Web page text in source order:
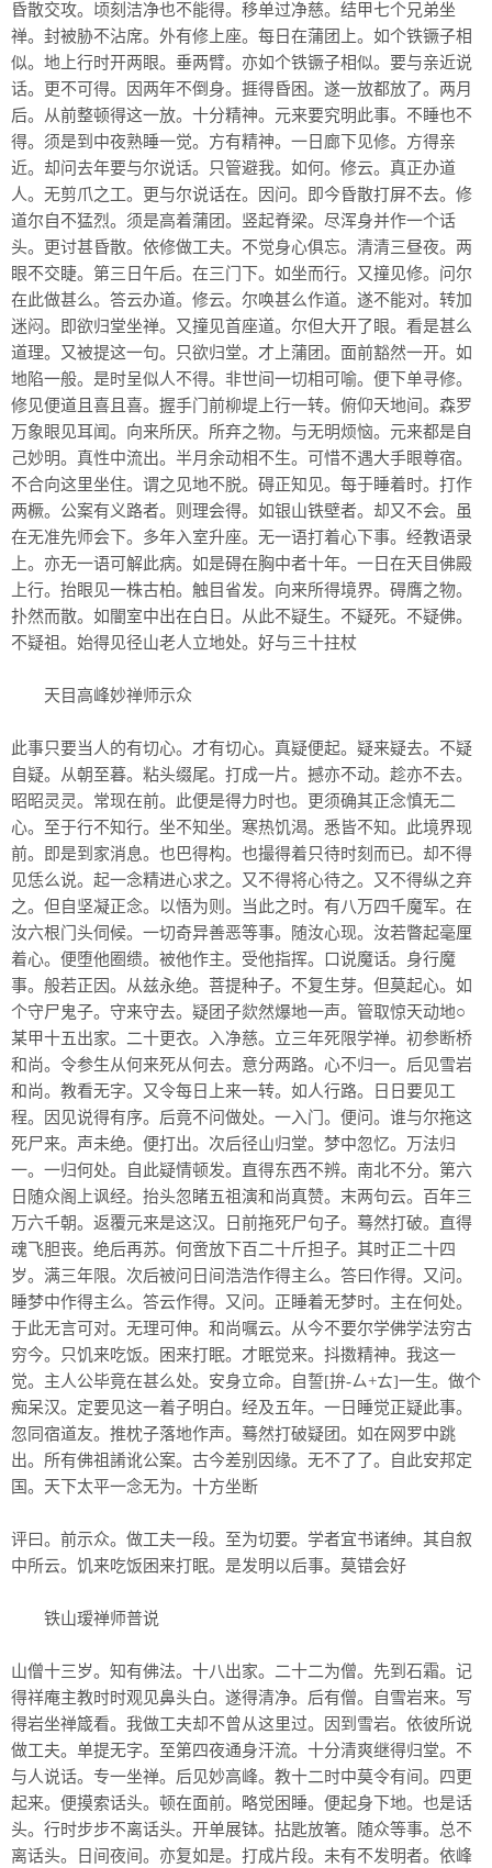
昏散交攻。顷刻洁净也不能得。移单过净慈。结甲七个兄弟坐
禅。封被胁不沾席。外有修上座。每日在蒲团上。如个铁镢子相
似。地上行时开两眼。垂两臂。亦如个铁镢子相似。要与亲近说
话。更不可得。因两年不倒身。捱得昏困。遂一放都放了。两月
后。从前整顿得这一放。十分精神。元来要究明此事。不睡也不
得。须是到中夜熟睡一觉。方有精神。一日廊下见修。方得亲
近。却问去年要与尔说话。只管避我。如何。修云。真正办道
人。无剪爪之工。更与尔说话在。因问。即今昏散打屏不去。修
道尔自不猛烈。须是高着蒲团。竖起脊梁。尽浑身并作一个话
头。更讨甚昏散。依修做工夫。不觉身心俱忘。清清三昼夜。两
眼不交睫。第三日午后。在三门下。如坐而行。又撞见修。问尔
在此做甚么。答云办道。修云。尔唤甚么作道。遂不能对。转加
迷闷。即欲归堂坐禅。又撞见首座道。尔但大开了眼。看是甚么
道理。又被提这一句。只欲归堂。才上蒲团。面前豁然一开。如
地陷一般。是时呈似人不得。非世间一切相可喻。便下单寻修。
修见便道且喜且喜。握手门前柳堤上行一转。俯仰天地间。森罗
万象眼见耳闻。向来所厌。所弃之物。与无明烦恼。元来都是自
己妙明。真性中流出。半月余动相不生。可惜不遇大手眼尊宿。
不合向这里坐住。谓之见地不脱。碍正知见。每于睡着时。打作
两橛。公案有义路者。则理会得。如银山铁壁者。却又不会。虽
在无准先师会下。多年入室升座。无一语打着心下事。经教语录
上。亦无一语可解此病。如是碍在胸中者十年。一日在天目佛殿
上行。抬眼见一株古柏。触目省发。向来所得境界。碍膺之物。
扑然而散。如闇室中出在白日。从此不疑生。不疑死。不疑佛。
不疑祖。始得见径山老人立地处。好与三十拄杖
天目高峰妙禅师示众
此事只要当人的有切心。才有切心。真疑便起。疑来疑去。不疑
自疑。从朝至暮。粘头缀尾。打成一片。撼亦不动。趁亦不去。
昭昭灵灵。常现在前。此便是得力时也。更须确其正念慎无二
心。至于行不知行。坐不知坐。寒热饥渴。悉皆不知。此境界现
前。即是到家消息。也巴得构。也撮得着只待时刻而已。却不得
见恁么说。起一念精进心求之。又不得将心待之。又不得纵之弃
之。但自坚凝正念。以悟为则。当此之时。有八万四千魔军。在
汝六根门头伺候。一切奇异善恶等事。随汝心现。汝若瞥起毫厘
着心。便堕他圈缋。被他作主。受他指挥。口说魔话。身行魔
事。般若正因。从兹永绝。菩提种子。不复生芽。但莫起心。如
个守尸鬼子。守来守去。疑团子欻然爆地一声。管取惊天动地○
某甲十五出家。二十更衣。入净慈。立三年死限学禅。初参断桥
和尚。令参生从何来死从何去。意分两路。心不归一。后见雪岩
和尚。教看无字。又令每日上来一转。如人行路。日日要见工
程。因见说得有序。后竟不问做处。一入门。便问。谁与尔拖这
死尸来。声未绝。便打出。次后径山归堂。梦中忽忆。万法归
一。一归何处。自此疑情顿发。直得东西不辨。南北不分。第六
日随众阁上讽经。抬头忽睹五祖演和尚真赞。末两句云。百年三
万六千朝。返覆元来是这汉。日前拖死尸句子。蓦然打破。直得
魂飞胆丧。绝后再苏。何啻放下百二十斤担子。其时正二十四
岁。满三年限。次后被问日间浩浩作得主么。答曰作得。又问。
睡梦中作得主么。答云作得。又问。正睡着无梦时。主在何处。
于此无言可对。无理可伸。和尚嘱云。从今不要尔学佛学法穷古
穷今。只饥来吃饭。困来打眠。才眠觉来。抖擞精神。我这一
觉。主人公毕竟在甚么处。安身立命。自誓[拚-ㄙ+ㄊ]一生。做个
痴呆汉。定要见这一着子明白。经及五年。一日睡觉正疑此事。
忽同宿道友。推枕子落地作声。蓦然打破疑团。如在网罗中跳
出。所有佛祖誵讹公案。古今差别因缘。无不了了。自此安邦定
国。天下太平一念无为。十方坐断
评曰。前示众。做工夫一段。至为切要。学者宜书诸绅。其自叙
中所云。饥来吃饭困来打眠。是发明以后事。莫错会好
铁山瑷禅师普说
山僧十三岁。知有佛法。十八出家。二十二为僧。先到石霜。记
得祥庵主教时时观见鼻头白。遂得清净。后有僧。自雪岩来。写
得岩坐禅箴看。我做工夫却不曾从这里过。因到雪岩。依彼所说
做工夫。单提无字。至第四夜通身汗流。十分清爽继得归堂。不
与人说话。专一坐禅。后见妙高峰。教十二时中莫令有间。四更
起来。便摸索话头。顿在面前。略觉困睡。便起身下地。也是话
头。行时步步不离话头。开单展钵。拈匙放箸。随众等事。总不
离话头。日间夜间。亦复如是。打成片段。未有不发明者。依峰